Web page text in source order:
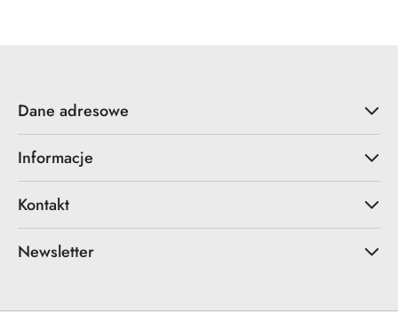
Dane adresowe
Informacje
Kontakt
Newsletter